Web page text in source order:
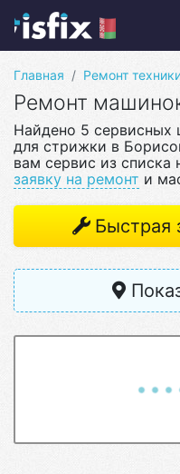
Главная Ремонт
Ремонт
Найдено 5 сервисных
для стрижки в
вам сервис из списка
заявку на ремонт и
Быстрая